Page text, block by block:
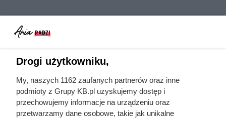
Drogi użytkowniku,
My, naszych 1162 zaufanych partnerów oraz inne
podmioty z Grupy KB.pl uzyskujemy dostęp i
przechowujemy informacje na urządzeniu oraz
przetwarzamy dane osobowe, takie jak unikalne